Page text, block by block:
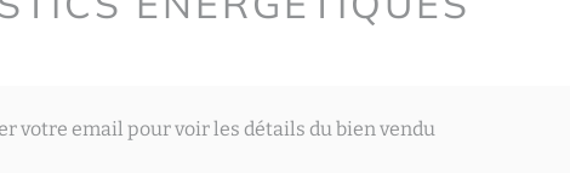
votre email pour voir les détails du bien vendu